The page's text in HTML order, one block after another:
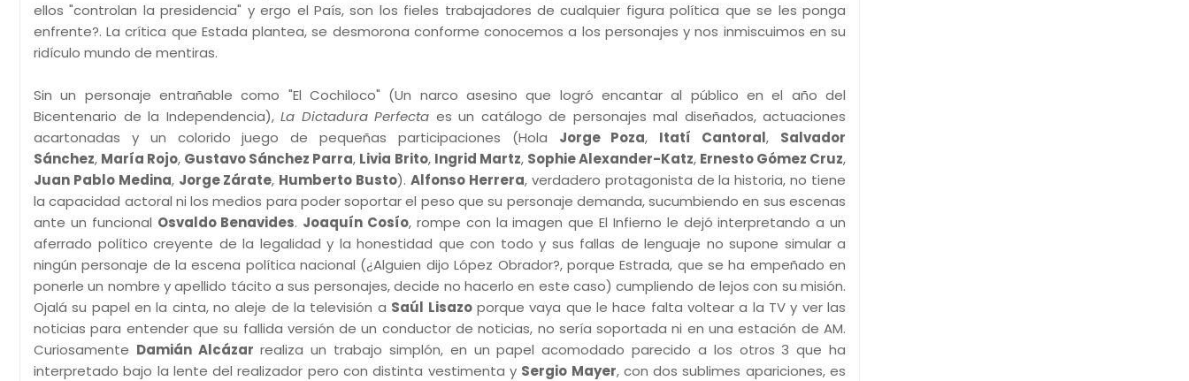
ellos "controlan la presidencia" y ergo el País, son los fieles trabajadores de cualquier figura política que se les ponga
enfrente?. La crítica que Estada plantea, se desmorona conforme conocemos a los personajes y nos inmiscuimos en su
ridículo mundo de mentiras.
Sin un personaje entrañable como "El Cochiloco" (Un narco asesino que logró encantar al público en el año del
Bicentenario de la Independencia), La Dictadura Perfecta es un catálogo de personajes mal diseñados, actuaciones
acartonadas y un colorido juego de pequeñas participaciones (Hola Jorge Poza, Itatí Cantoral, Salvador
Sánchez, María Rojo, Gustavo Sánchez Parra, Livia Brito, Ingrid Martz, Sophie Alexander-Katz, Ernesto Gómez Cruz,
Juan Pablo Medina, Jorge Zárate, Humberto Busto).Alfonso Herrera, verdadero protagonista de la historia, no tiene
la capacidad actoral ni los medios para poder soportar el peso que su personaje demanda, sucumbiendo en sus escenas
ante un funcional Osvaldo Benavides. Joaquín Cosío, rompe con la imagen que El Infierno le dejó interpretando a un
aferrado político creyente de la legalidad y la honestidad que con todo y sus fallas de lenguaje no supone simular a
ningún personaje de la escena política nacional (¿Alguien dijo López Obrador?, porque Estrada, que se ha empeñado en
ponerle un nombre y apellido tácito a sus personajes, decide no hacerlo en este caso) cumpliendo de lejos con su misión.
Ojalá su papel en la cinta, no aleje de la televisión a Saúl Lisazoporque vaya que le hace falta voltear a la TV y ver las
noticias para entender que su fallida versión de un conductor de noticias, no sería soportada ni en una estación de AM.
Curiosamente Damián Alcázar realiza un trabajo simplón, en un papel acomodado parecido a los otros 3 que ha
interpretado bajo la lente del realizador pero con distinta vestimenta y Sergio Mayer, con dos sublimes apariciones, es